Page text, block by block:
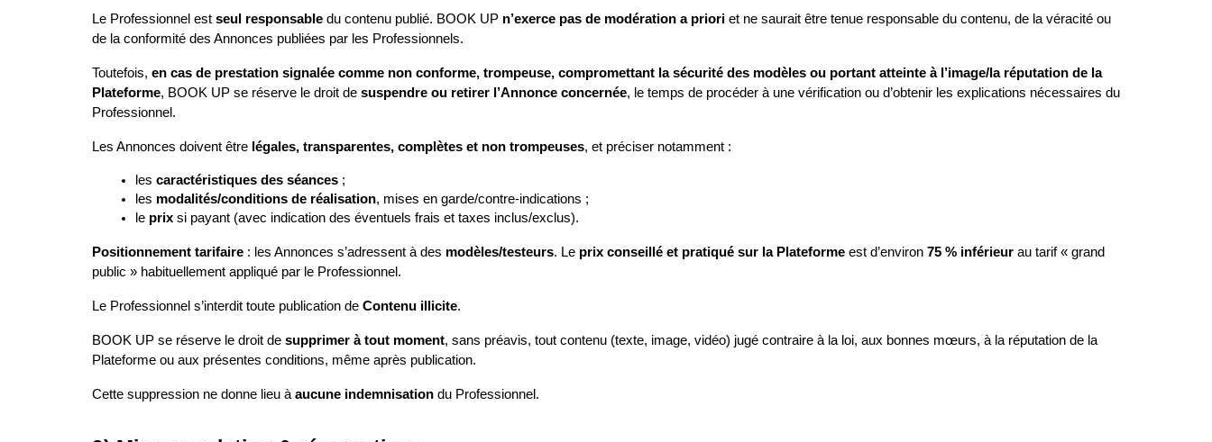
Le Professionnel est seul responsable du contenu publié. BOOK UP n’exerce pas de modération a priori et ne saurait être tenue responsable du contenu, de la véracité ou
de la conformité des Annonces publiées par les Professionnels.
Toutefois, en cas de prestation signalée comme non conforme, trompeuse, compromettant la sécurité des modèles ou portant atteinte à l’image/la réputation de la
Plateforme, BOOK UP se réserve le droit de suspendre ou retirer l’Annonce concernée, le temps de procéder à une vérification ou d’obtenir les explications nécessaires du
Professionnel.
Les Annonces doivent être légales, transparentes, complètes et non trompeuses, et préciser notamment :
les caractéristiques des séances ;
les modalités/conditions de réalisation, mises en garde/contre‑indications ;
le prix si payant (avec indication des éventuels frais et taxes inclus/exclus).
Positionnement tarifaire : les Annonces s’adressent à des modèles/testeurs. Le prix conseillé et pratiqué sur la Plateforme est d’environ 75 % inférieur au tarif « grand
public » habituellement appliqué par le Professionnel.
Le Professionnel s’interdit toute publication de Contenu illicite.
BOOK UP se réserve le droit de supprimer à tout moment, sans préavis, tout contenu (texte, image, vidéo) jugé contraire à la loi, aux bonnes mœurs, à la réputation de la
Plateforme ou aux présentes conditions, même après publication.
Cette suppression ne donne lieu à aucune indemnisation du Professionnel.